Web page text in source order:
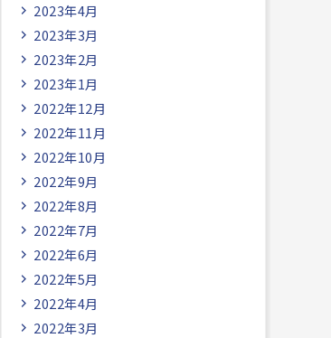
2023年4月
2023年3月
2023年2月
2023年1月
2022年12月
2022年11月
2022年10月
2022年9月
2022年8月
2022年7月
2022年6月
2022年5月
2022年4月
2022年3月